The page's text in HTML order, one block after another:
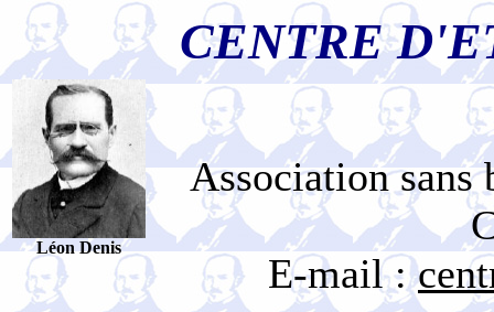
Léon Denis
CENTRE
Association
E-mail :